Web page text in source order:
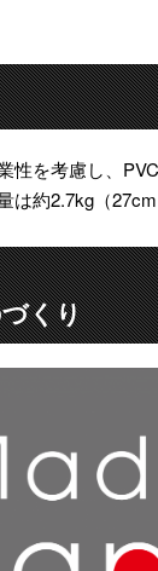
性を考慮し、
は約2.7kg（
くり